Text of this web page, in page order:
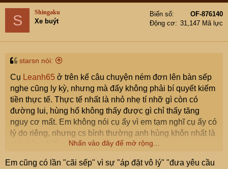
t
n
s
S Shingaku
Xe buýt
Biển số
OF-876140
Động cơ
31,147 Mã lực
starsn nói:
Cụ Leanh65 ở trên kể câu chuyện ném đơn lên bàn sếp
nghe cũng ly kỳ, nhưng mà đấy không phải bí quyết kiếm
tiền thực tế. Thực tế nhất là nhỏ nhẹ tí nhỡ gì còn có
đường lui, hùng hổ không thấy được gì chỉ thấy tăng
nguy cơ mất. Em không nói cụ ấy vì em tạm nghĩ cụ ấy có
lý do riêng, nhưng cs bình thường anh hùng khôn nhất là
anh hùng biết nói lời dễ nghe.
Nhấn vào đây để mở rộng...
Em cũng có lần "cãi sếp" vì sự "áp đặt vô lý" "đưa yêu cầu